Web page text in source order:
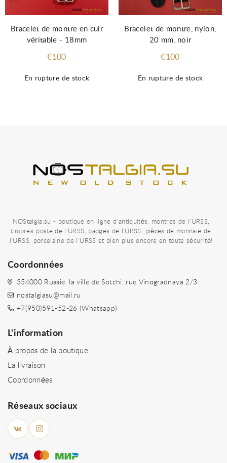
En rupture de stock
Bracelet de montre en cuir
véritable - 18mm
€100
En rupture de stock
Bracelet de montre, nylon,
20 mm, noir
€100
NOStalgia.su - boutique en ligne d'antiquités, montres de l'URSS,
timbres-poste de l'URSS, badges de l'URSS, pièces de monnaie de
l'URSS, porcelaine de l'URSS et bien plus encore en toute sécurité!
Coordonnées
354000 Russie, la ville de Sotchi, rue Vinogradnaya 2/3
nostalgiasu@mail.ru
+7(950)591-52-26 (Whatsapp)
L'information
À propos de la boutique
La livraison
Coordonnées
Réseaux sociaux